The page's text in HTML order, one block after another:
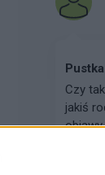
Czy
jakiś
objawy